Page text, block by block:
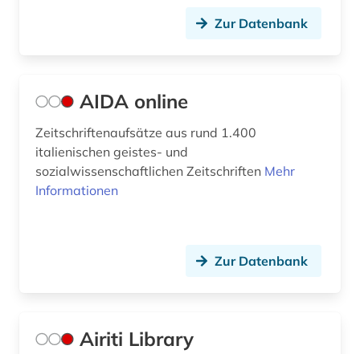
dänisch (18)
editionsphilologie (1)
Zur Datenbank
AIDA online
Zeitschriftenaufsätze aus rund 1.400
italienischen geistes- und
sozialwissenschaftlichen Zeitschriften Mehr
Informationen
Zur Datenbank
Airiti Library